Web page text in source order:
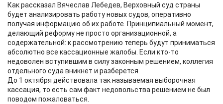
Как рассказал Вячеслав Лебедев, Верховный суд страны
будет анализировать работу новых судов, оперативно
получая информацию об их работе. Принципиальный момент,
делающий реформу не просто организационной, а
содержательной: к рассмотрению теперь будут приниматься
абсолютно все кассационные жалобы. Если кто-то
недоволен вступившим в силу законным решением, коллегия
отдельного суда вникнет и разберется.
До 1 октября действовала так называемая выборочная
кассация, то есть сам факт недовольства решением не был
поводом пожаловаться.